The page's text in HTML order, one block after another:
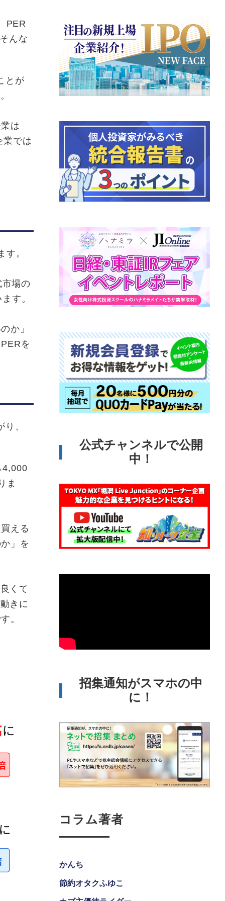
PER
んな
とが
は
業では
。
場の
す。
か」
を
、
4,000
ま
える
」を
くて
きに
。
公式チャンネルで公開
中！
招集通知がスマホの中
に！
コラム著者
かんち
節約オタクふゆこ